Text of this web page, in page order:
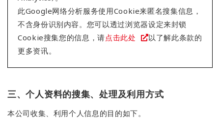
此Google网络分析服务使用Cookie来匿名搜集信息，
不含身份识别内容。您可以透过浏览器设定来封锁
Cookie搜集您的信息，请点击此处
以了解此条款的
更多资讯。
三、个人资料的搜集、处理及利用方式
本公司收集、利用个人信息的目的如下。